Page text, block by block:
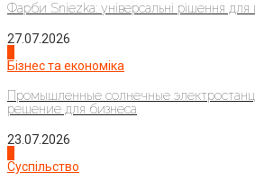
Фарби Sniezka: універсальні рішення для
27.07.2026
Бізнес та економіка
Промышленные солнечные
решение для бизнеса
23.07.2026
Суспільство